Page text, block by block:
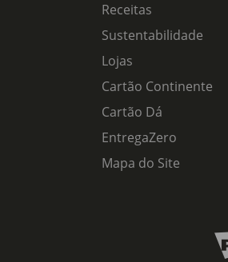
Receitas
Sustentabilidade
Lojas
Cartão Continente
Cartão Dá
EntregaZero
Mapa do Site